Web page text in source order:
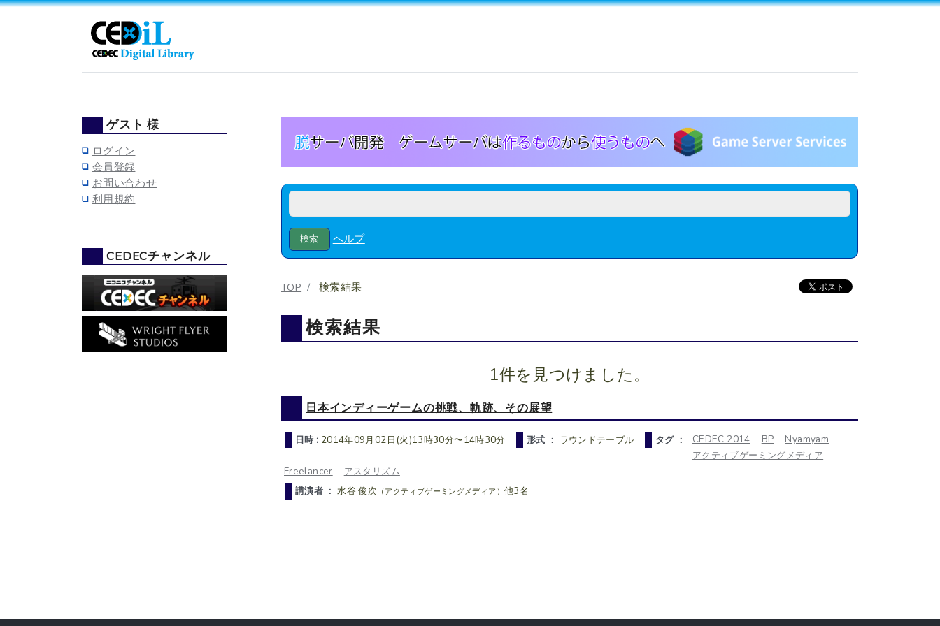
ヘルプ
TOP 検索結果
検索結果
1件を見つけました。
日本インディーゲームの挑戦、軌跡、その展望
日時 : 2014年09月02日(火)13時30分〜14時30分 形式 ： ラウンドテーブル タグ ： CEDEC 2014 BP
Nyamyam
アクティブゲーミングメディア
Freelancer
アスタリズム
講演者 ：水谷 俊次 （アクティブゲーミングメディア） 他3名
ゲスト 様
ログイン
会員登録
お問い合わせ
利用規約
CEDECチャンネル